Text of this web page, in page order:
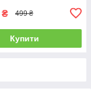
₴ 499 ₴
Купити